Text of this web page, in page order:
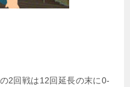
2回戦は12回延長の末に0-